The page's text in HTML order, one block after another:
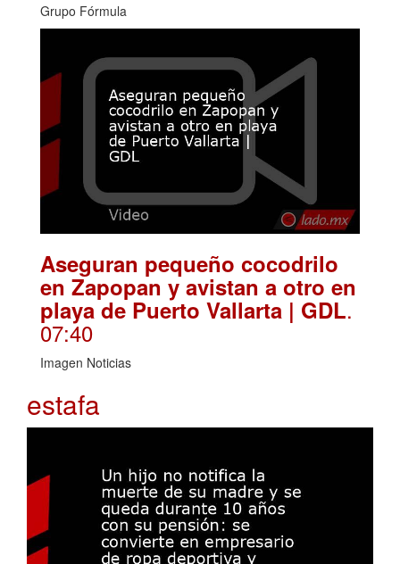
Grupo Fórmula
Aseguran pequeño cocodrilo
en Zapopan y avistan a otro en
playa de Puerto Vallarta | GDL.
07:40
Imagen Noticias
estafa